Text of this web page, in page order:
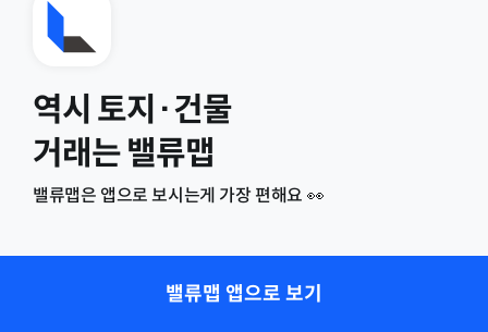
역시 토지·건물
거래는 밸류맵
밸류맵은 앱으로 보시는게 가장 편해요 👀
밸류맵 앱으로 보기